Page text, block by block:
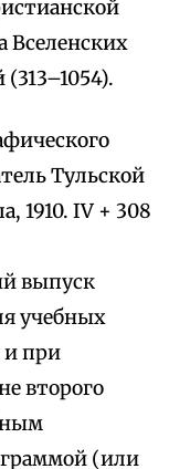
Вселенских
Тульской
1910. IV + 308
выпуск
учебных
и при
второго
(или